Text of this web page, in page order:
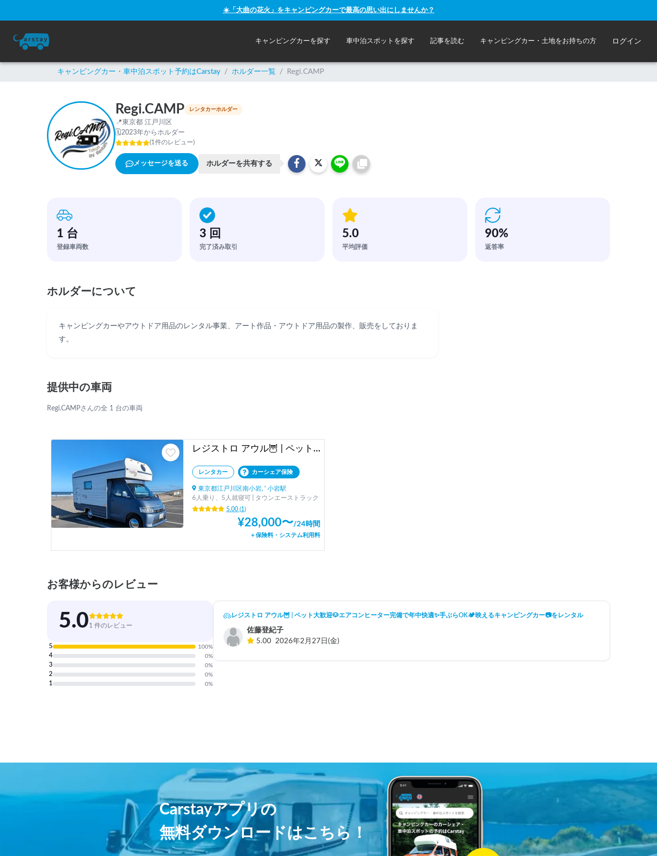
☀️「大曲の花火」をキャンピングカーで最高の思い出にしませんか？
キャンピングカーを探す 車中泊スポットを探す 記事を読む キャンピングカー・土地をお持ちの方 ログイン
キャンピングカー・車中泊スポット予約はCarstay / ホルダー一覧 / Regi.CAMP
Regi.CAMP レンタカーホルダー
📍東京都 江戸川区
🗓2023年からホルダー
(1件のレビュー)
メッセージを送る ホルダーを共有する
1 台
登録車両数
3 回
完了済み取引
5.0
平均評価
90%
返答率
ホルダーについて
キャンピングカーやアウトドア用品のレンタル事業、アート作品・アウトドア用品の製作、販売をしておりま
す。
提供中の車両
Regi.CAMPさんの全 1 台の車両
レジストロ アウル🦉 | ペット大歓迎🐶エアコンヒーター完備で年中快適✨️手ぶらOK🏕️映えるキャンピングカー📷️
レンタカー カーシェア保険
東京都江戸川区南小岩, ' 小岩駅
6人乗り、5人就寝可 | タウンエーストラック
5.00(1 )
¥28,000〜/24時間
＋保険料・システム利用料
お客様からのレビュー
5.01 件のレビュー
5 100%
4 0%
3 0%
2 0%
1 0%
レジストロ アウル🦉 | ペット大歓迎🐶エアコンヒーター完備で年中快適✨️手ぶらOK🏕️映えるキャンピングカー📷️をレンタル
佐藤登紀子
5.00 2026年2月27日(金)
Carstayアプリの
無料ダウンロードはこちら！